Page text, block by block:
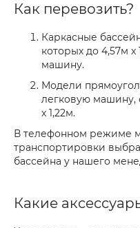
Как перевозить?
Каркасные
которых до 4,57м
машину.
Модели
легковую машину,
х 1,22м.
В телефонном режиме
транспортировки
бассейна у нашего
Какие